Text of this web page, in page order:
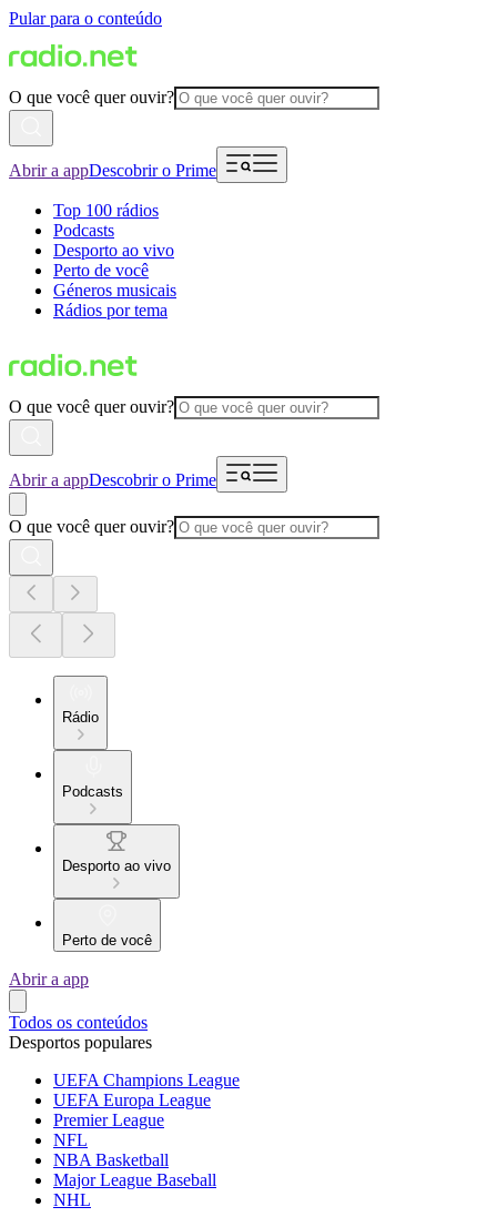
Pular para o conteúdo
O que você quer ouvir?
Abrir a appDescobrir o Prime
Top 100 rádios
Podcasts
Desporto ao vivo
Perto de você
Géneros musicais
Rádios por tema
O que você quer ouvir?
Abrir a appDescobrir o Prime
O que você quer ouvir?
Rádio
Podcasts
Desporto ao vivo
Perto de você
Abrir a app
Todos os conteúdos
Desportos populares
UEFA Champions League
UEFA Europa League
Premier League
NFL
NBA Basketball
Major League Baseball
NHL